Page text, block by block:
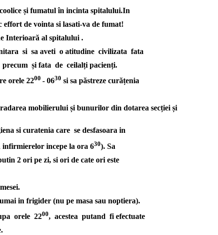
și fumatul în incinta spitalului.In
de vointa si lasati-va de fumat!
Interioară al spitalului .
si sa aveti o atitudine civilizata fata
și fata de ceilalți pacienți.
orele 2200 - 0630 si sa păstreze curățenia
mobilierului și bunurilor din dotarea secției și
si curatenia care se desfasoara in
infirmierelor incepe la ora 630). Sa
2 ori pe zi, si ori de cate ori este
in frigider (nu pe masa sau noptiera).
orele 2200, acestea putand fi efectuate
conform
prevederilor
art.
9
10,
dreptul
să
externare,
scris
investigaţiilor,
diagnosticului,
tratamentului,
acordate
perioada
şi,
la